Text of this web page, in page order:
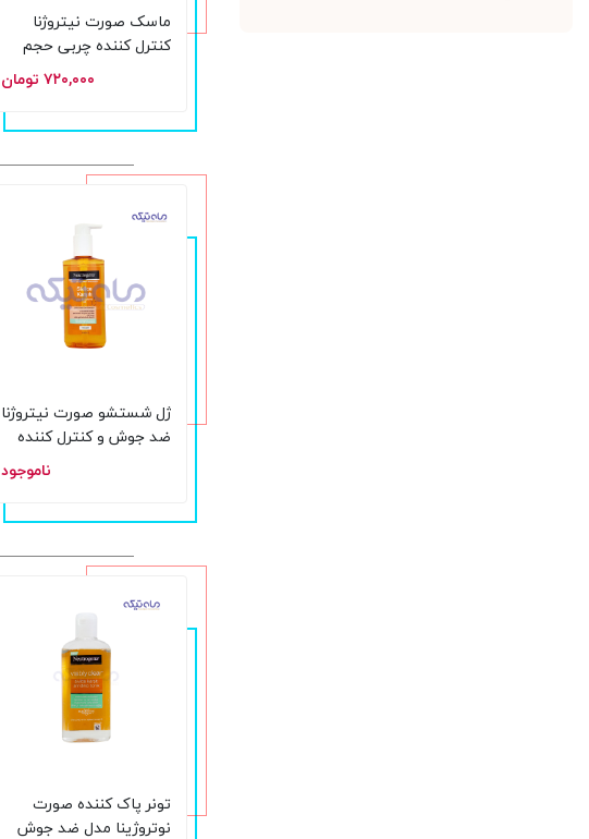
ماسک صورت نیتروژنا
کنترل کننده چربی حجم
۷۲۰,۰۰۰ تومان
ژل شستشو صورت نیتروژنا
ضد جوش و کنترل کننده
ناموجود
تونر پاک کننده صورت
نوتروژینا مدل ضد جوش